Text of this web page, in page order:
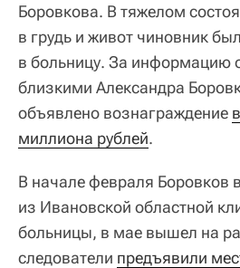
Боровкова. В тяжелом
в грудь и живот чиновник
в больницу. За информацию
близкими Александра
объявлено вознаграждение
миллиона рублей.
В начале февраля Боровков
из Ивановской областной
больницы, в мае вышел на
следователи предъявили